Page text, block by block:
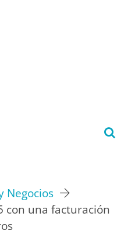
Negocios
con una facturación